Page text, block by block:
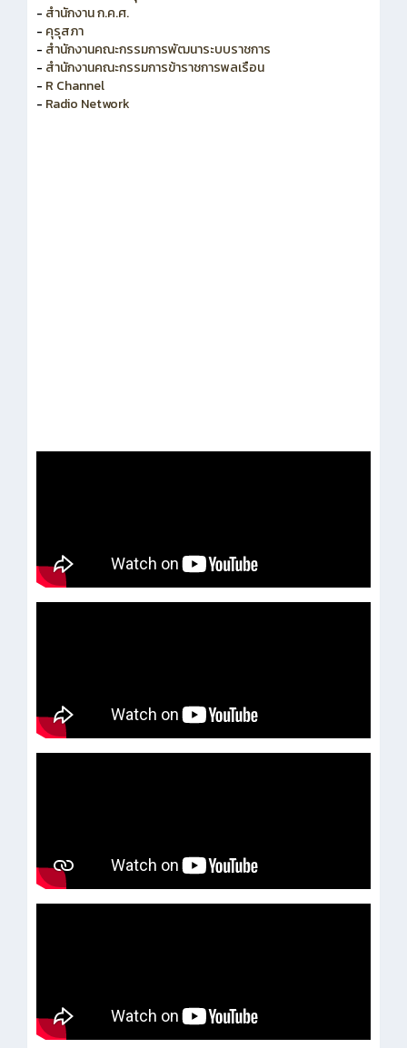
- สำนักงาน ก.ค.ศ.
- คุรุสภา
- สำนักงานคณะกรรมการพัฒนาระบบราชการ
- สำนักงานคณะกรรมการข้าราชการพลเรือน
- R Channel
- Radio Network